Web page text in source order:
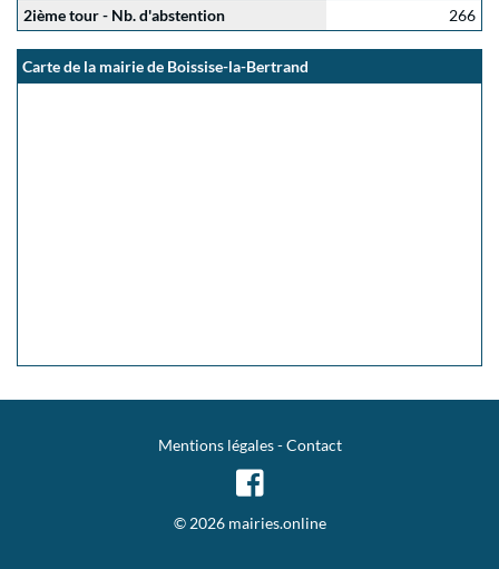
2ième tour - Nb. d'abstention
266
Carte de la mairie de Boissise-la-Bertrand
Mentions légales-Contact
© 2026 mairies.online